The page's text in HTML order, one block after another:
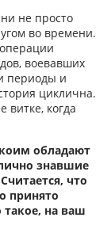
не просто
во времени.
воевавших
периоды и
циклична.
витке, когда
обладают
знавшие
что
принято
такое, на ваш